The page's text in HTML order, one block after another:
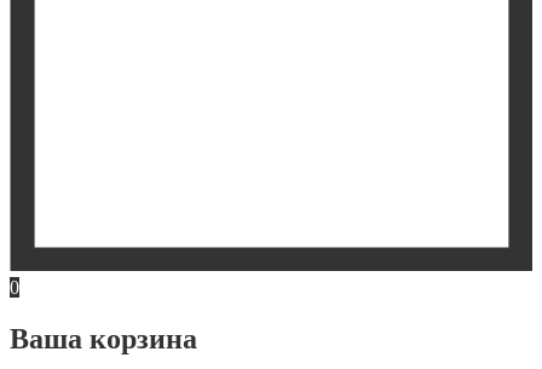
0
Ваша корзина